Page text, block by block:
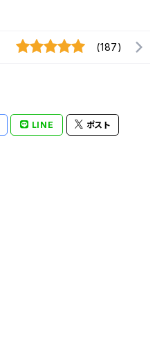
(187)
LINE ポスト